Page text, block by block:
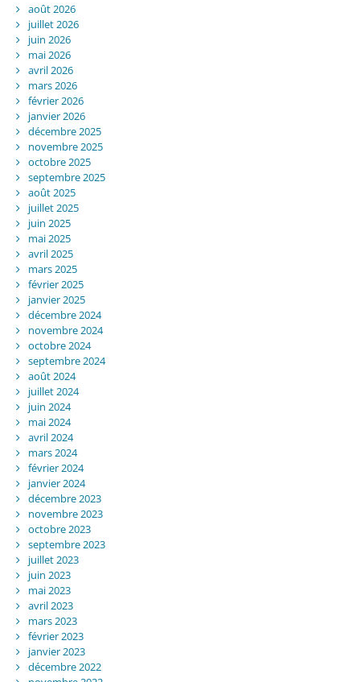
août 2026
juillet 2026
juin 2026
mai 2026
avril 2026
mars 2026
février 2026
janvier 2026
décembre 2025
novembre 2025
octobre 2025
septembre 2025
août 2025
juillet 2025
juin 2025
mai 2025
avril 2025
mars 2025
février 2025
janvier 2025
décembre 2024
novembre 2024
octobre 2024
septembre 2024
août 2024
juillet 2024
juin 2024
mai 2024
avril 2024
mars 2024
février 2024
janvier 2024
décembre 2023
novembre 2023
octobre 2023
septembre 2023
juillet 2023
juin 2023
mai 2023
avril 2023
mars 2023
février 2023
janvier 2023
décembre 2022